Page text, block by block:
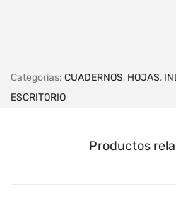
Categorías: CUADERNOS, HOJAS,
ESCRITORIO
Productos